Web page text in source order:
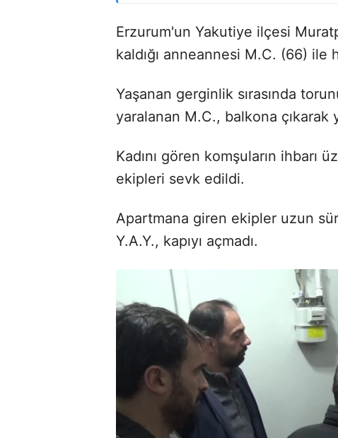
Erzurum'un Yakutiye ilçesi
kaldığı anneannesi M.C. (66)
Yaşanan gerginlik sırasında
yaralanan M.C., balkona çıkarak
Kadını gören komşuların ihbarı
ekipleri sevk edildi.
Apartmana giren ekipler uzun
Y.A.Y., kapıyı açmadı.